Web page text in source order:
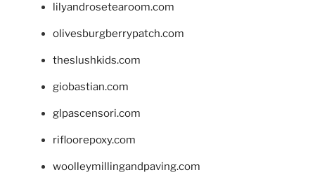
lilyandrosetearoom.com
olivesburgberrypatch.com
theslushkids.com
giobastian.com
glpascensori.com
rifloorepoxy.com
woolleymillingandpaving.com